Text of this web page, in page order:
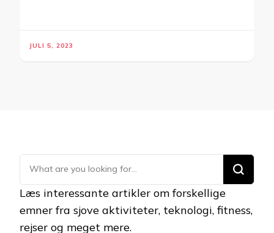
JULI 5, 2023
Looking
for
Something?
Læs interessante artikler om forskellige
emner fra sjove aktiviteter, teknologi, fitness,
rejser og meget mere.